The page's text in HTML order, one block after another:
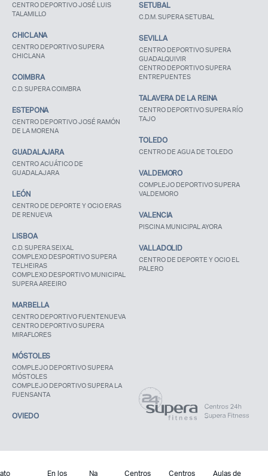
CENTRO DEPORTIVO JOSÉ LUIS
TALAMILLO
CHICLANA
CENTRO DEPORTIVO SUPERA
CHICLANA
COIMBRA
C.D. SUPERA COIMBRA
ESTEPONA
CENTRO DEPORTIVO JOSÉ RAMÓN
DE LA MORENA
GUADALAJARA
CENTRO ACUÁTICO DE
GUADALAJARA
LEÓN
CENTRO DE DEPORTE Y OCIO ERAS
DE RENUEVA
LISBOA
C.D. SUPERA SEIXAL
COMPLEXO DESPORTIVO SUPERA
TELHEIRAS
COMPLEXO DESPORTIVO MUNICIPAL
SUPERA AREEIRO
MARBELLA
CENTRO DEPORTIVO FUENTENUEVA
CENTRO DEPORTIVO SUPERA
MIRAFLORES
MÓSTOLES
COMPLEJO DEPORTIVO SUPERA
MÓSTOLES
COMPLEJO DEPORTIVO SUPERA LA
FUENSANTA
OVIEDO
SETUBAL
C.D.M. SUPERA SETUBAL
SEVILLA
CENTRO DEPORTIVO SUPERA
GUADALQUIVIR
CENTRO DEPORTIVO SUPERA
ENTREPUENTES
TALAVERA DE LA REINA
CENTRO DEPORTIVO SUPERA RÍO
TAJO
TOLEDO
CENTRO DE AGUA DE TOLEDO
VALDEMORO
COMPLEJO DEPORTIVO SUPERA
VALDEMORO
VALENCIA
PISCINA MUNICIPAL AYORA
VALLADOLID
CENTRO DE DEPORTE Y OCIO EL
PALERO
En los Na Centros Centros Aulas de